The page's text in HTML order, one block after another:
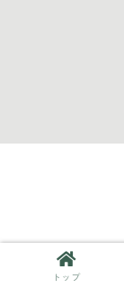
トップ